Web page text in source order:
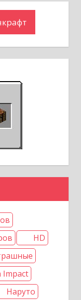
HD
Impact
Наруто